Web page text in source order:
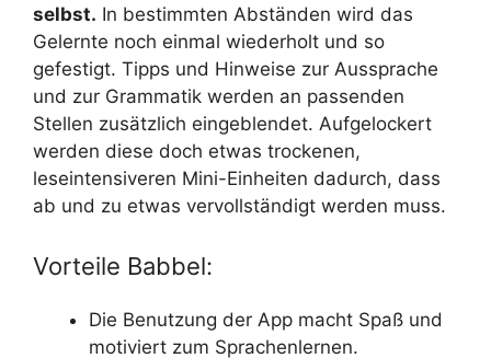
selbst. In bestimmten Abständen wird das
Gelernte noch einmal wiederholt und so
gefestigt. Tipps und Hinweise zur Aussprache
und zur Grammatik werden an passenden
Stellen zusätzlich eingeblendet. Aufgelockert
werden diese doch etwas trockenen,
leseintensiveren Mini-Einheiten dadurch, dass
ab und zu etwas vervollständigt werden muss.
Vorteile Babbel:
Die Benutzung der App macht Spaß und
motiviert zum Sprachenlernen.